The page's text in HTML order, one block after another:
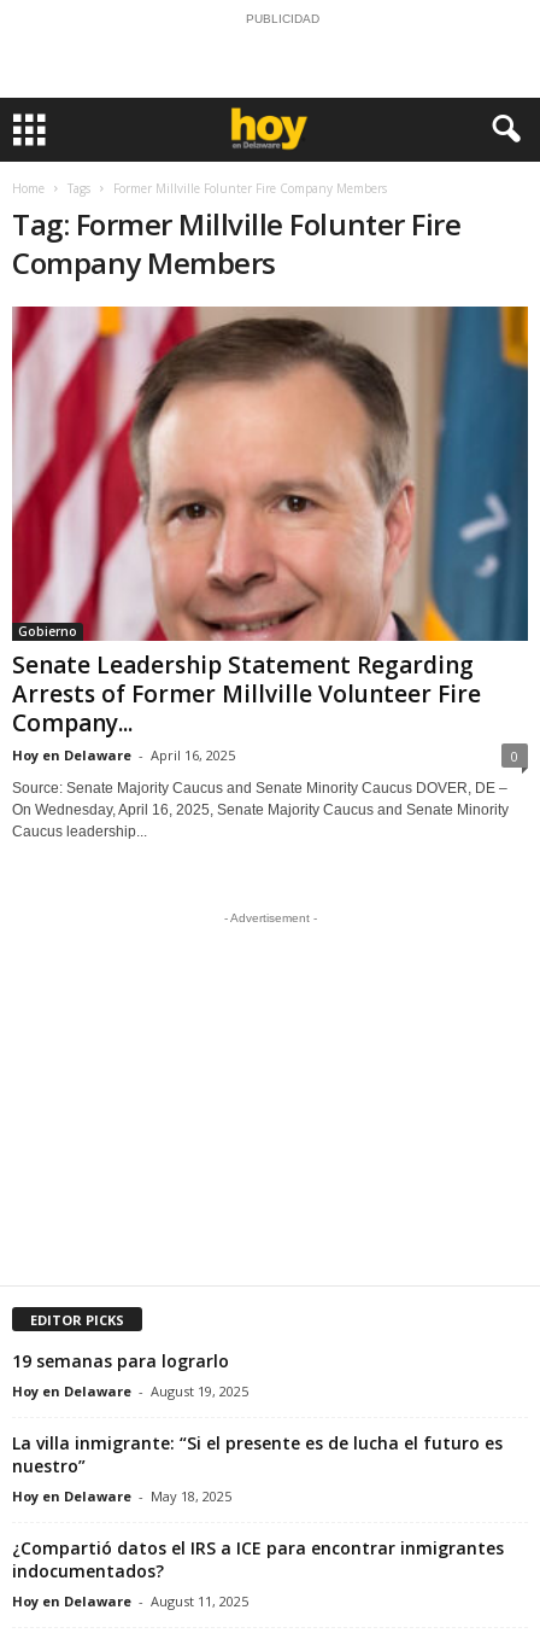
PUBLICIDAD
Home Tags Former Millville Folunter Fire Company Members
Tag: Former Millville Folunter Fire
Company Members
Gobierno
Senate Leadership Statement Regarding
Arrests of Former Millville Volunteer Fire
Company...
Hoy en Delaware - April 16, 2025 0
Source: Senate Majority Caucus and Senate Minority Caucus DOVER, DE –
On Wednesday, April 16, 2025, Senate Majority Caucus and Senate Minority
Caucus leadership...
- Advertisement -
EDITOR PICKS
19 semanas para lograrlo
Hoy en Delaware - August 19, 2025
La villa inmigrante: “Si el presente es de lucha el futuro es
nuestro”
Hoy en Delaware - May 18, 2025
¿Compartió datos el IRS a ICE para encontrar inmigrantes
indocumentados?
Hoy en Delaware - August 11, 2025